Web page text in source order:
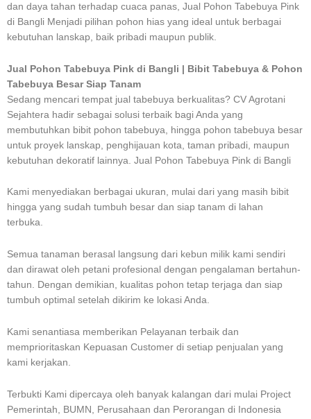
dan daya tahan terhadap cuaca panas, Jual Pohon Tabebuya Pink
di Bangli Menjadi pilihan pohon hias yang ideal untuk berbagai
kebutuhan lanskap, baik pribadi maupun publik.
Jual Pohon Tabebuya Pink di Bangli | Bibit Tabebuya & Pohon
Tabebuya Besar Siap Tanam
Sedang mencari tempat jual tabebuya berkualitas? CV Agrotani
Sejahtera hadir sebagai solusi terbaik bagi Anda yang
membutuhkan bibit pohon tabebuya, hingga pohon tabebuya besar
untuk proyek lanskap, penghijauan kota, taman pribadi, maupun
kebutuhan dekoratif lainnya. Jual Pohon Tabebuya Pink di Bangli
Kami menyediakan berbagai ukuran, mulai dari yang masih bibit
hingga yang sudah tumbuh besar dan siap tanam di lahan
terbuka.
Semua tanaman berasal langsung dari kebun milik kami sendiri
dan dirawat oleh petani profesional dengan pengalaman bertahun-
tahun. Dengan demikian, kualitas pohon tetap terjaga dan siap
tumbuh optimal setelah dikirim ke lokasi Anda.
Kami senantiasa memberikan Pelayanan terbaik dan
memprioritaskan Kepuasan Customer di setiap penjualan yang
kami kerjakan.
Terbukti Kami dipercaya oleh banyak kalangan dari mulai Project
Pemerintah, BUMN, Perusahaan dan Perorangan di Indonesia